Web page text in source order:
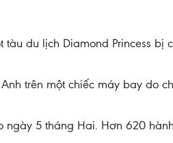
du lịch Diamond Princess bị
trên một chiếc máy bay do
ngày 5 tháng Hai. Hơn 620